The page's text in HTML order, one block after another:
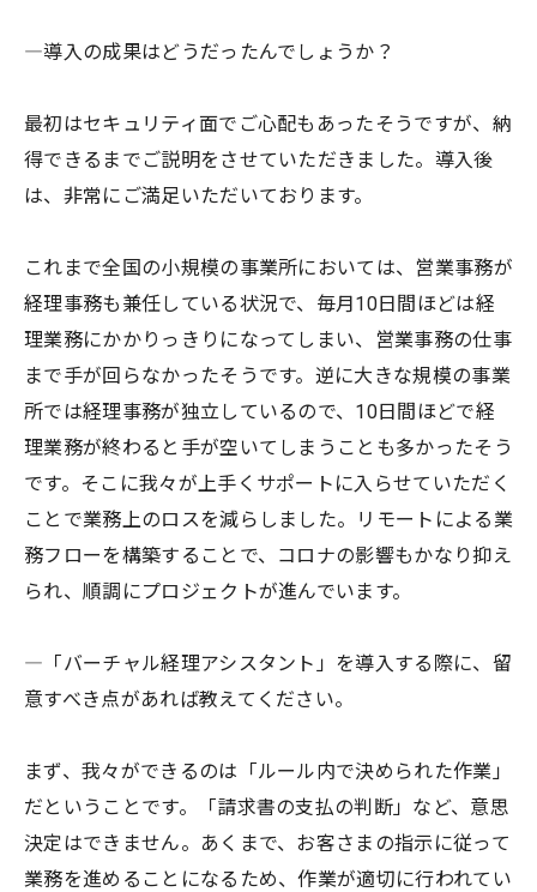
―導入の成果はどうだったんでしょうか？
最初はセキュリティ面でご心配もあったそうですが、納
得できるまでご説明をさせていただきました。導入後
は、非常にご満足いただいております。
これまで全国の小規模の事業所においては、営業事務が
経理事務も兼任している状況で、毎月10日間ほどは経
理業務にかかりっきりになってしまい、営業事務の仕事
まで手が回らなかったそうです。逆に大きな規模の事業
所では経理事務が独立しているので、10日間ほどで経
理業務が終わると手が空いてしまうことも多かったそう
です。そこに我々が上手くサポートに入らせていただく
ことで業務上のロスを減らしました。リモートによる業
務フローを構築することで、コロナの影響もかなり抑え
られ、順調にプロジェクトが進んでいます。
―「バーチャル経理アシスタント」を導入する際に、留
意すべき点があれば教えてください。
まず、我々ができるのは「ルール内で決められた作業」
だということです。「請求書の支払の判断」など、意思
決定はできません。あくまで、お客さまの指示に従って
業務を進めることになるため、作業が適切に行われてい